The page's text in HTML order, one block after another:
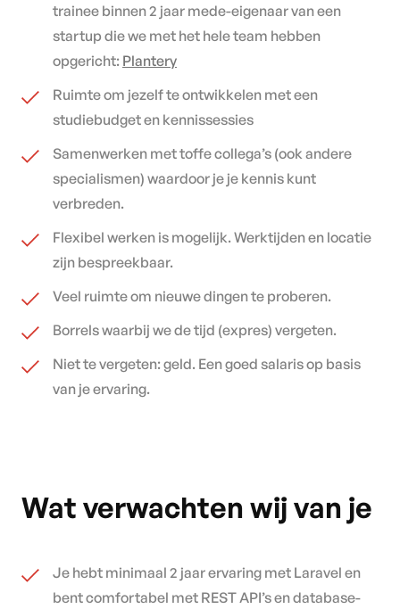
trainee binnen 2 jaar mede-eigenaar van een
startup die we met het hele team hebben
opgericht: Plantery
Ruimte om jezelf te ontwikkelen met een
studiebudget en kennissessies
Samenwerken met toffe collega’s (ook andere
specialismen) waardoor je je kennis kunt
verbreden.
Flexibel werken is mogelijk. Werktijden en locatie
zijn bespreekbaar.
Veel ruimte om nieuwe dingen te proberen.
Borrels waarbij we de tijd (expres) vergeten.
Niet te vergeten: geld. Een goed salaris op basis
van je ervaring.
Wat verwachten wij van je
Je hebt minimaal 2 jaar ervaring met Laravel en
bent comfortabel met REST API’s en database-